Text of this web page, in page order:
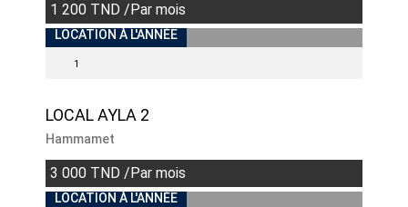
1 200 TND /Par mois
LOCATION À L'ANNÉE
1
LOCAL AYLA 2
Hammamet
3 000 TND /Par mois
INDISPONIBLE
LOCATION À L'ANNÉE